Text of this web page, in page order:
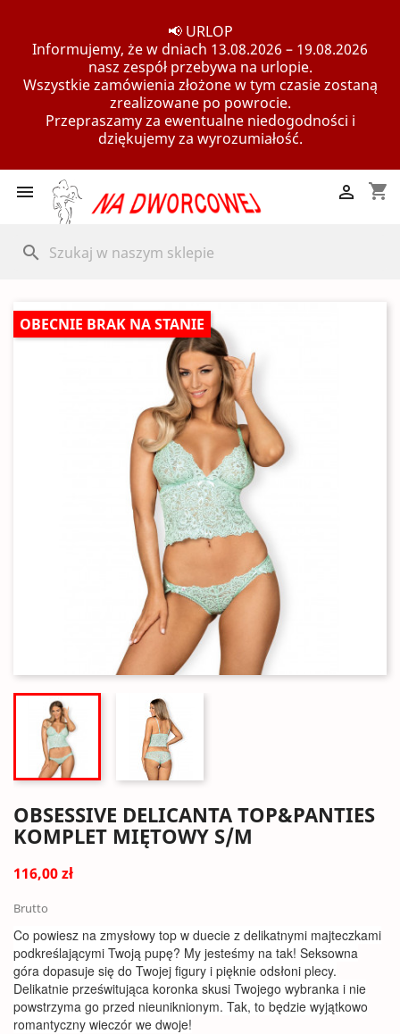
📢 URLOP
Informujemy, że w dniach 13.08.2026 – 19.08.2026
nasz zespół przebywa na urlopie.
Wszystkie zamówienia złożone w tym czasie zostaną
zrealizowane po powrocie.
Przepraszamy za ewentualne niedogodności i
dziękujemy za wyrozumiałość.
 shopping_cart

search
OBECNIE BRAK NA STANIE
OBSESSIVE DELICANTA TOP&PANTIES
KOMPLET MIĘTOWY S/M
116,00 zł
Brutto
Co powiesz na zmysłowy top w duecie z delikatnymi majteczkami
podkreślającymi Twoją pupę? My jesteśmy na tak! Seksowna
góra dopasuje się do Twojej figury i pięknie odsłoni plecy.
Delikatnie prześwitująca koronka skusi Twojego wybranka i nie
powstrzyma go przed nieuniknionym. Tak, to będzie wyjątkowo
romantyczny wieczór we dwoje!